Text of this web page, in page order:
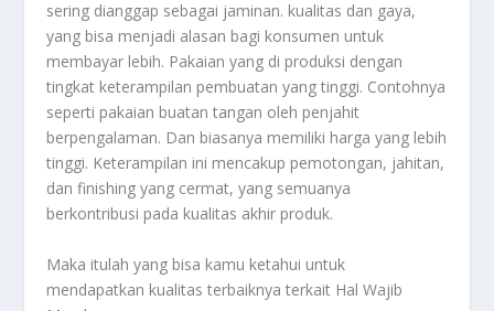
sering dianggap sebagai jaminan. kualitas dan gaya,
yang bisa menjadi alasan bagi konsumen untuk
membayar lebih. Pakaian yang di produksi dengan
tingkat keterampilan pembuatan yang tinggi. Contohnya
seperti pakaian buatan tangan oleh penjahit
berpengalaman. Dan biasanya memiliki harga yang lebih
tinggi. Keterampilan ini mencakup pemotongan, jahitan,
dan finishing yang cermat, yang semuanya
berkontribusi pada kualitas akhir produk.
Maka itulah yang bisa kamu ketahui untuk
mendapatkan kualitas terbaiknya terkait Hal Wajib